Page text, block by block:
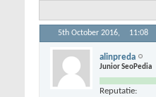
5th October 2016, 11:08
alinpreda
Junior SeoPedia
Reputatie: